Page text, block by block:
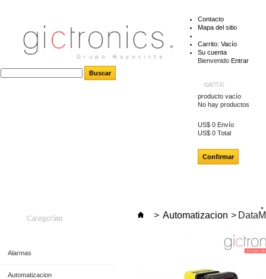
Contacto
Mapa del sitio
Carrito: Vacío
Su cuenta
Bienvenido Entrar
carrito
producto vacío
No hay productos
US$ 0 Envío
US$ 0 Total
Confirmar
Categorías
Alarmas
Automatizacion
> Automatizacion >